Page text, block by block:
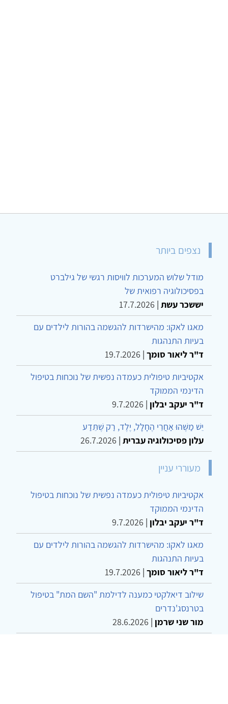
נצפים ביותר
מודל שלוש המערכות לוויסות רגשי של גילברט
בפסיכולוגיה רפואית של
יששכר עשת |
17.7.2026
מאגו לאקו: מהישרדות להגשמה בהורות לילדים עם
בעיות התנהגות
ד"ר ליאור סומך |
19.7.2026
אקטיביות טיפולית כעמדה נפשית של נוכחות בטיפול
הדינמי הממוקד
ד"ר יעקב יבלון |
9.7.2026
יֵשׁ מַשֶּׁהוּ אַחֲרֵי הֶחָלָל, יֶלֶד, רַק שֶׁתֵּדַע
עלון פסיכולוגיה עברית |
26.7.2026
מעוררי עניין
אקטיביות טיפולית כעמדה נפשית של נוכחות בטיפול
הדינמי הממוקד
ד"ר יעקב יבלון |
9.7.2026
מאגו לאקו: מהישרדות להגשמה בהורות לילדים עם
בעיות התנהגות
ד"ר ליאור סומך |
19.7.2026
שילוב דיאלקטי כמענה לדילמת "השם המת" בטיפול
בטרנסג'נדרים
מור שני שרמן |
28.6.2026